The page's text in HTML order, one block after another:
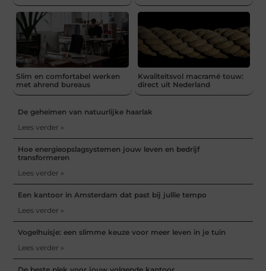
Slim en comfortabel werken
met ahrend bureaus
Kwaliteitsvol macramé touw:
direct uit Nederland
De geheimen van natuurlijke haarlak
Lees verder »
Hoe energieopslagsystemen jouw leven en bedrijf
transformeren
Lees verder »
Een kantoor in Amsterdam dat past bij jullie tempo
Lees verder »
Vogelhuisje: een slimme keuze voor meer leven in je tuin
Lees verder »